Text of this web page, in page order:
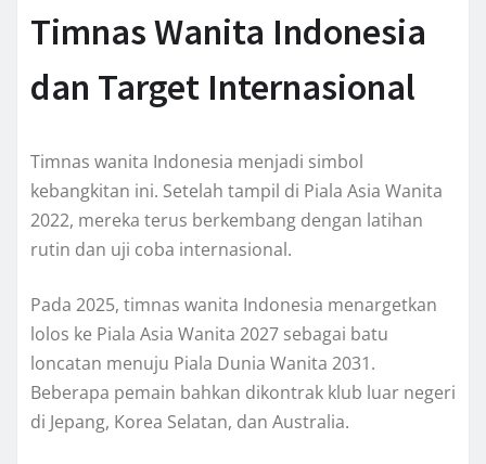
Timnas Wanita Indonesia
dan Target Internasional
Timnas wanita Indonesia menjadi simbol
kebangkitan ini. Setelah tampil di Piala Asia Wanita
2022, mereka terus berkembang dengan latihan
rutin dan uji coba internasional.
Pada 2025, timnas wanita Indonesia menargetkan
lolos ke Piala Asia Wanita 2027 sebagai batu
loncatan menuju Piala Dunia Wanita 2031.
Beberapa pemain bahkan dikontrak klub luar negeri
di Jepang, Korea Selatan, dan Australia.